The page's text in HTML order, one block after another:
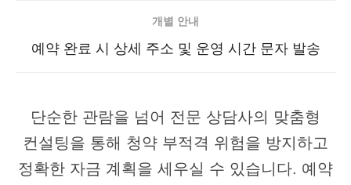
개별 안내
예약 완료 시 상세 주소 및 운영 시간 문자 발송
단순한 관람을 넘어 전문 상담사의 맞춤형
컨설팅을 통해 청약 부적격 위험을 방지하고
정확한 자금 계획을 세우실 수 있습니다. 예약